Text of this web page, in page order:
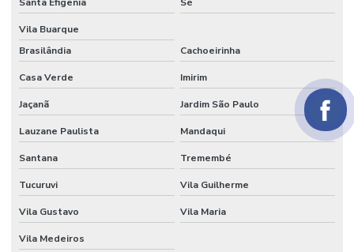
Papel seda branco
Papel de seda colorido
Papel seda dourado
Papel veludo
Preço do tecido veludo
Preço do veludo por metro
Vila Buarque
Brasilândia
Cachoeirinha
Casa Verde Imirim
Jaçanã Jardim São Paulo
Lauzane Paulista Mandaqui
Santana Tremembé
Tucuruvi Vila Guilherme
Vila Gustavo Vila Maria
Vila Medeiros